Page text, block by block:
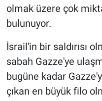
olmak üzere çok
bulunuyor.
İsrail'in bir saldırısı
sabah Gazze'ye
bugüne kadar
çıkan en büyük filo